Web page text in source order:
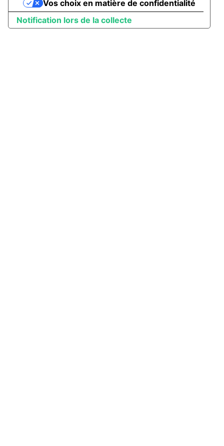
Notification lors de la collecte
Vos choix en matière de confidentialité